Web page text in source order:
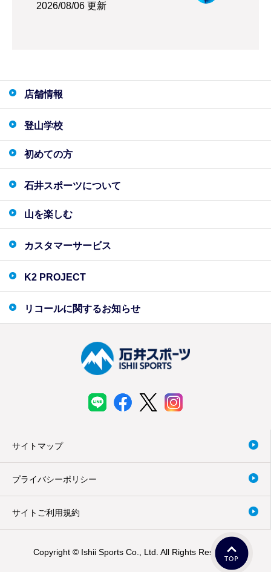
2026/08/06 更新
店舗情報
登山学校
初めての方
石井スポーツについて
山を楽しむ
カスタマーサービス
K2 PROJECT
リコールに関するお知らせ
サイトマップ
プライバシーポリシー
サイトご利用規約
Copyright © Ishii Sports Co., Ltd. All Rights Reserved.